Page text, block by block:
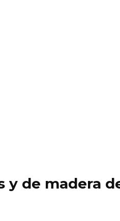
y de madera